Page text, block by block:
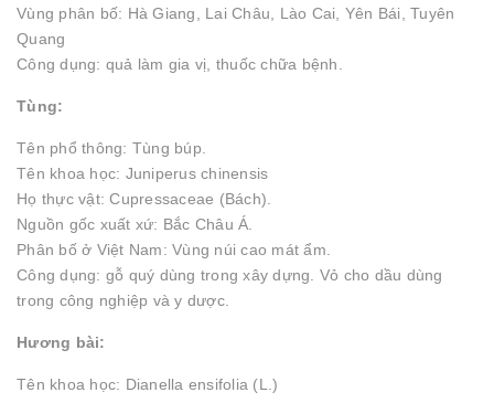
Vùng phân bố: Hà Giang, Lai Châu, Lào Cai, Yên Bái, Tuyên
Quang
Công dụng: quả làm gia vị, thuốc chữa bệnh.
Tùng:
Tên phổ thông: Tùng búp.
Tên khoa học: Juniperus chinensis
Họ thực vật: Cupressaceae (Bách).
Nguồn gốc xuất xứ: Bắc Châu Á.
Phân bố ở Việt Nam: Vùng núi cao mát ẩm.
Công dụng: gỗ quý dùng trong xây dựng. Vỏ cho dầu dùng
trong công nghiệp và y dược.
Hương bài:
Tên khoa học: Dianella ensifolia (L.)